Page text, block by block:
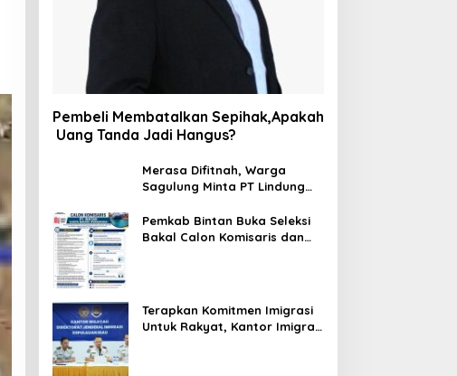
Pembeli Membatalkan Sepihak,Apakah
Uang Tanda Jadi Hangus?
Merasa Difitnah, Warga
Sagulung Minta PT Lindung
Perlakuan Merendahkan
Masyarakat
Pemkab Bintan Buka Seleksi
Bakal Calon Komisaris dan
Terapkan Komitmen Imigrasi
Untuk Rakyat, Kantor Imigrasi